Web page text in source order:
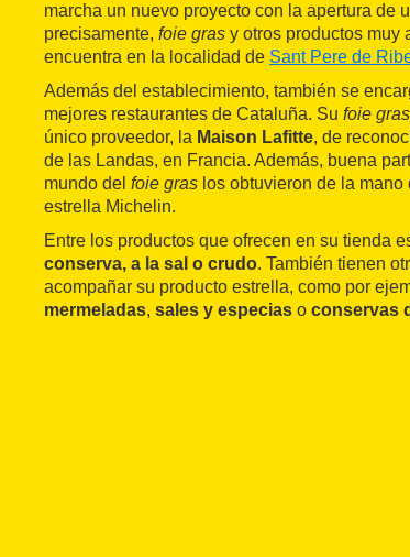
marcha un nuevo proyecto con la apertura de
precisamente, foie gras y otros productos muy
encuentra en la localidad de Sant Pere de
Además del establecimiento, también se
mejores restaurantes de Cataluña. Su foie gras
único proveedor, la Maison Lafitte, de
de las Landas, en Francia. Además, buena
mundo del foie gras los obtuvieron de la
estrella Michelin.
Entre los productos que ofrecen en su tienda
conserva, a la sal o crudo. También tienen
acompañar su producto estrella, como por
mermeladas, sales y especias o conservas